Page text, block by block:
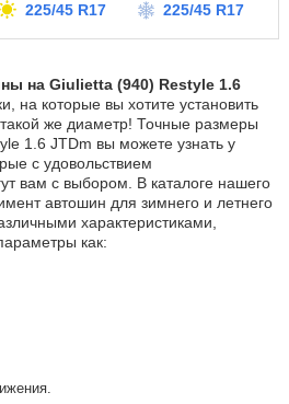
225/45 R17 225/45 R17
на Giulietta (940) Restyle 1.6
на которые вы хотите установить
же диаметр! Точные размеры
1.6 JTDm вы можете узнать у
с удовольствием
вам с выбором. В каталоге нашего
автошин для зимнего и летнего
характеристиками,
как: